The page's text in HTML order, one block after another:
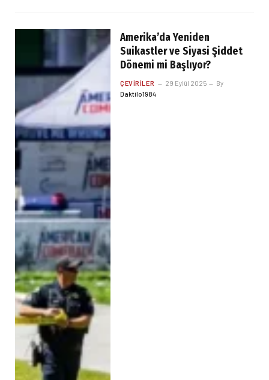
Amerika’da Yeniden
Suikastler ve Siyasi Şiddet
Dönemi mi Başlıyor?
ÇEVIRILER 29 Eylül 2025
By
Daktilo1984